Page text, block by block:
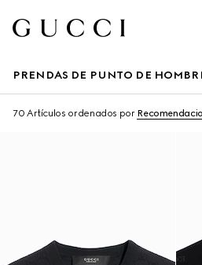
PRENDAS DE PUNTO DE
70 Artículos ordenados por